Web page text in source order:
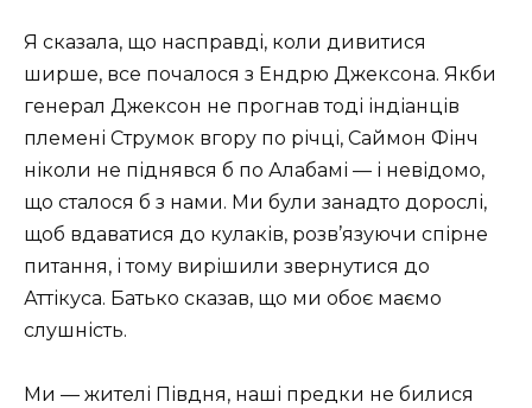
Я сказала, що насправді, коли дивитися
ширше, все почалося з Ендрю Джексона. Якби
генерал Джексон не прогнав тоді індіанців
племені Струмок вгору по річці, Саймон Фінч
ніколи не піднявся б по Алабамі — і невідомо,
що сталося б з нами. Ми були занадто дорослі,
щоб вдаватися до кулаків, розв’язуючи спірне
питання, і тому вирішили звернутися до
Аттікуса. Батько сказав, що ми обоє маємо
слушність.
Ми — жителі Півдня, наші предки не билися